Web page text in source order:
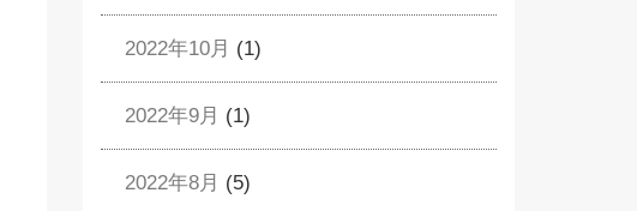
2022年10月 (1)
2022年9月 (1)
2022年8月 (5)